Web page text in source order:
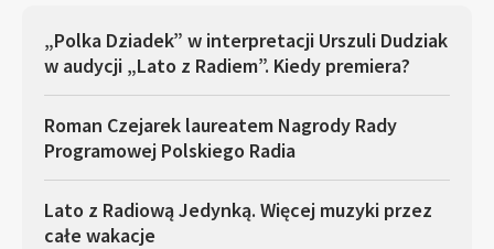
„Polka Dziadek” w interpretacji Urszuli Dudziak
w audycji „Lato z Radiem”. Kiedy premiera?
Roman Czejarek laureatem Nagrody Rady
Programowej Polskiego Radia
Lato z Radiową Jedynką. Więcej muzyki przez
całe wakacje